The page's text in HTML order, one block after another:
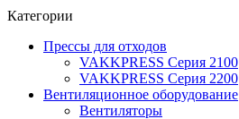
Категории
Прессы для отходов
VAKKPRESS Серия 2100
VAKKPRESS Серия 2200
Вентиляционное оборудование
Вентиляторы